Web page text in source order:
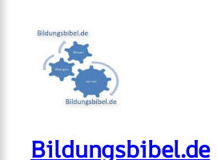
Bildungsbibel.de